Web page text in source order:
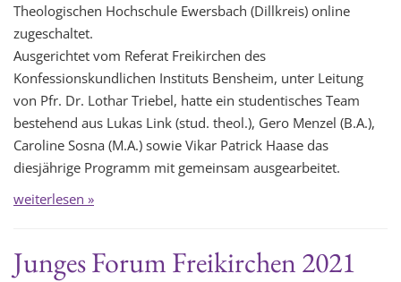
Theologischen Hochschule Ewersbach (Dillkreis) online
zugeschaltet.
Ausgerichtet vom Referat Freikirchen des
Konfessionskundlichen Instituts Bensheim, unter Leitung
von Pfr. Dr. Lothar Triebel, hatte ein studentisches Team
bestehend aus Lukas Link (stud. theol.), Gero Menzel (B.A.),
Caroline Sosna (M.A.) sowie Vikar Patrick Haase das
diesjährige Programm mit gemeinsam ausgearbeitet.
weiterlesen »
Junges Forum Freikirchen 2021